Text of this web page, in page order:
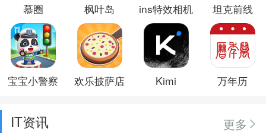
慕圈 枫叶岛 ins特效相机 坦克前线
宝宝小警察 欢乐披萨店 Kimi 万年历
IT资讯
更多